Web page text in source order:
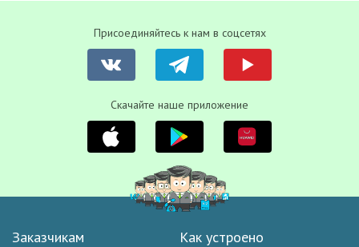
Присоединяйтесь к нам в соцсетях
Скачайте наше приложение
Заказчикам Как устроено